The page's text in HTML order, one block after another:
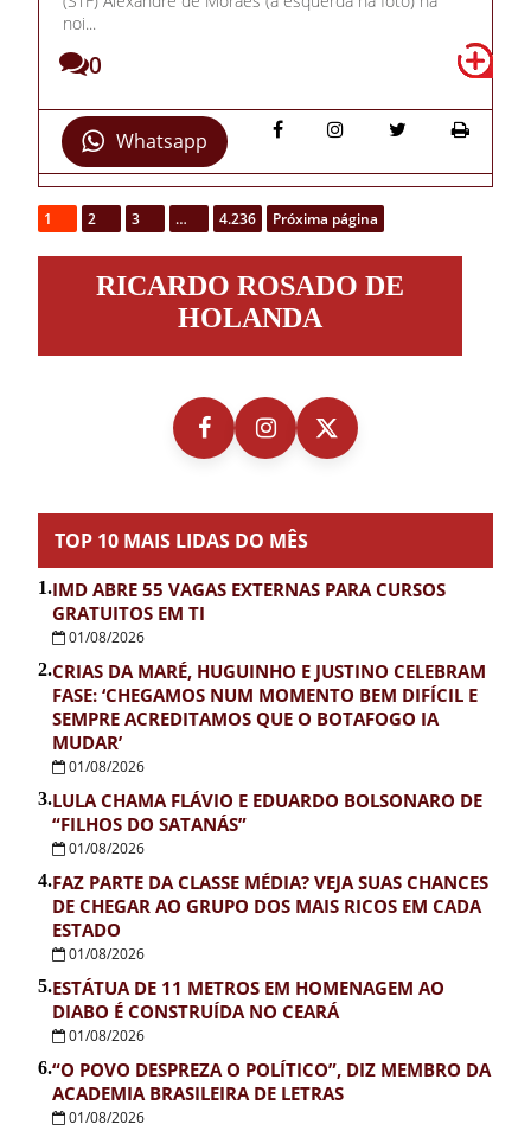
noi...
0
Whatsapp
1 2 3 … 4.236 Próxima página
RosadoRICARDO ROSADO DE
HOLANDA
TOP 10 MAIS LIDAS DO MÊS
1.IMD ABRE 55 VAGAS EXTERNAS PARA CURSOS
GRATUITOS EM TI
01/08/2026
2.CRIAS DA MARÉ, HUGUINHO E JUSTINO CELEBRAM
FASE: ‘CHEGAMOS NUM MOMENTO BEM DIFÍCIL E
SEMPRE ACREDITAMOS QUE O BOTAFOGO IA
MUDAR’
01/08/2026
3.LULA CHAMA FLÁVIO E EDUARDO BOLSONARO DE
“FILHOS DO SATANÁS”
01/08/2026
4.FAZ PARTE DA CLASSE MÉDIA? VEJA SUAS CHANCES
DE CHEGAR AO GRUPO DOS MAIS RICOS EM CADA
ESTADO
01/08/2026
5.ESTÁTUA DE 11 METROS EM HOMENAGEM AO
DIABO É CONSTRUÍDA NO CEARÁ
01/08/2026
6.“O POVO DESPREZA O POLÍTICO”, DIZ MEMBRO DA
ACADEMIA BRASILEIRA DE LETRAS
01/08/2026